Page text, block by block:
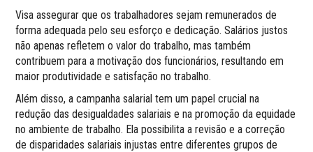
Visa assegurar que os trabalhadores sejam remunerados de
forma adequada pelo seu esforço e dedicação. Salários justos
não apenas refletem o valor do trabalho, mas também
contribuem para a motivação dos funcionários, resultando em
maior produtividade e satisfação no trabalho.
Além disso, a campanha salarial tem um papel crucial na
redução das desigualdades salariais e na promoção da equidade
no ambiente de trabalho. Ela possibilita a revisão e a correção
de disparidades salariais injustas entre diferentes grupos de